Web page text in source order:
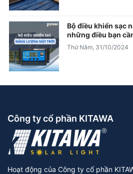
Bộ điều khiển sạc
những điều bạn
Thứ Năm, 31/10/2024
Công ty cổ phần KITAWA
Hoạt động của Công ty cổ phần